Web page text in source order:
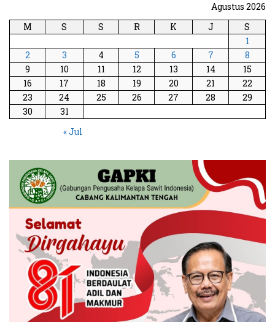
Agustus 2026
M
S S R K J
S
1
2
3 4 5 6 7
8
9
10 11 12 13 14
15
16
17 18 19 20 21
22
23
24 25 26 27 28
29
30
31
« Jul